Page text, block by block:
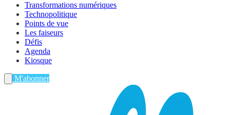
Transformations numériques
Technopolitique
Points de vue
Les faiseurs
Défis
Agenda
Kiosque
M'abonner